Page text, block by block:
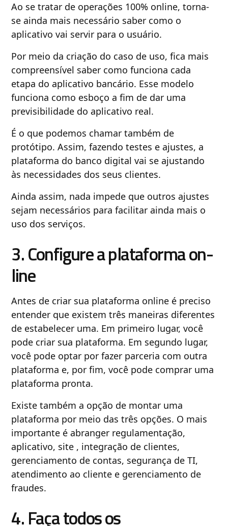
Ao se tratar de operações 100% online, torna-
se ainda mais necessário saber como o
aplicativo vai servir para o usuário.
Por meio da criação do caso de uso, fica mais
compreensível saber como funciona cada
etapa do aplicativo bancário. Esse modelo
funciona como esboço a fim de dar uma
previsibilidade do aplicativo real.
É o que podemos chamar também de
protótipo. Assim, fazendo testes e ajustes, a
plataforma do banco digital vai se ajustando
às necessidades dos seus clientes.
Ainda assim, nada impede que outros ajustes
sejam necessários para facilitar ainda mais o
uso dos serviços.
3. Configure a plataforma on-
line
Antes de criar sua plataforma online é preciso
entender que existem três maneiras diferentes
de estabelecer uma. Em primeiro lugar, você
pode criar sua plataforma. Em segundo lugar,
você pode optar por fazer parceria com outra
plataforma e, por fim, você pode comprar uma
plataforma pronta.
Existe também a opção de montar uma
plataforma por meio das três opções. O mais
importante é abranger regulamentação,
aplicativo, site , integração de clientes,
gerenciamento de contas, segurança de TI,
atendimento ao cliente e gerenciamento de
fraudes.
4. Faça todos os